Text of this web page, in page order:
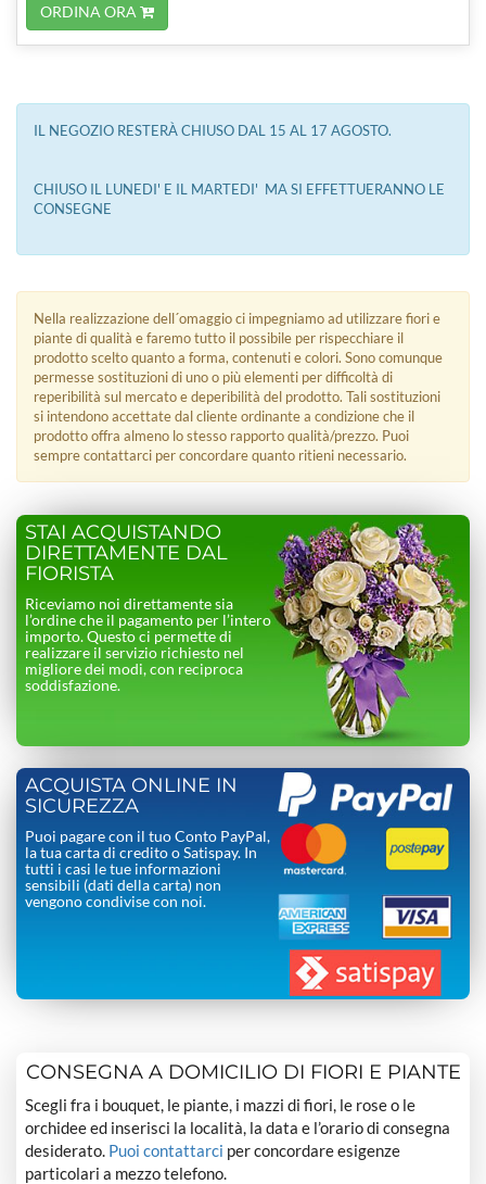
ORDINA ORA
IL NEGOZIO RESTERÀ CHIUSO DAL 15 AL 17 AGOSTO.
CHIUSO IL LUNEDI' E IL MARTEDI' MA SI EFFETTUERANNO LE
CONSEGNE
Nella realizzazione dell´omaggio ci impegniamo ad utilizzare fiori e
piante di qualità e faremo tutto il possibile per rispecchiare il
prodotto scelto quanto a forma, contenuti e colori. Sono comunque
permesse sostituzioni di uno o più elementi per difficoltà di
reperibilità sul mercato e deperibilità del prodotto. Tali sostituzioni
si intendono accettate dal cliente ordinante a condizione che il
prodotto offra almeno lo stesso rapporto qualità/prezzo. Puoi
sempre contattarci per concordare quanto ritieni necessario.
STAI ACQUISTANDO
DIRETTAMENTE DAL
FIORISTA
Riceviamo noi direttamente sia
l’ordine che il pagamento per l’intero
importo. Questo ci permette di
realizzare il servizio richiesto nel
migliore dei modi, con reciproca
soddisfazione.
ACQUISTA ONLINE IN
SICUREZZA
Puoi pagare con il tuo Conto PayPal,
la tua carta di credito o Satispay. In
tutti i casi le tue informazioni
sensibili (dati della carta) non
vengono condivise con noi.
CONSEGNA A DOMICILIO DI FIORI E PIANTE
Scegli fra i bouquet, le piante, i mazzi di fiori, le rose o le
orchidee ed inserisci la località, la data e l’orario di consegna
desiderato. Puoi contattarci per concordare esigenze
particolari a mezzo telefono.